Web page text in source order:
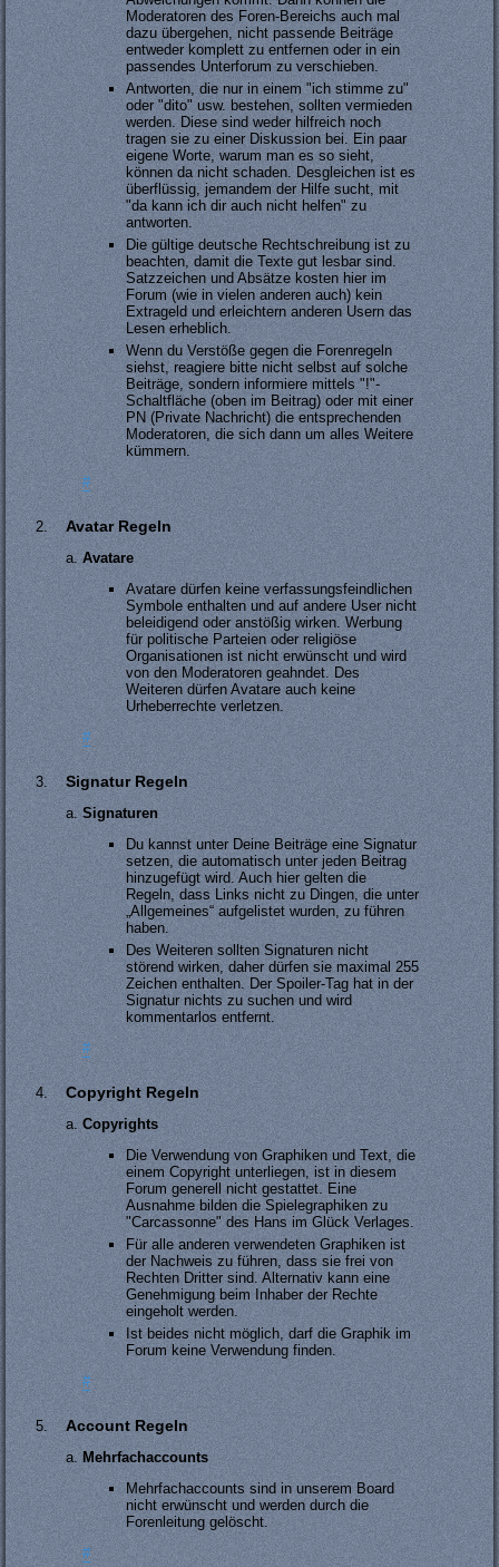
Moderatoren des Foren-Bereichs auch mal
dazu übergehen, nicht passende Beiträge
entweder komplett zu entfernen oder in ein
passendes Unterforum zu verschieben.
Antworten, die nur in einem "ich stimme zu"
oder "dito" usw. bestehen, sollten vermieden
werden. Diese sind weder hilfreich noch
tragen sie zu einer Diskussion bei. Ein paar
eigene Worte, warum man es so sieht,
können da nicht schaden. Desgleichen ist es
überflüssig, jemandem der Hilfe sucht, mit
"da kann ich dir auch nicht helfen" zu
antworten.
Die gültige deutsche Rechtschreibung ist zu
beachten, damit die Texte gut lesbar sind.
Satzzeichen und Absätze kosten hier im
Forum (wie in vielen anderen auch) kein
Extrageld und erleichtern anderen Usern das
Lesen erheblich.
Wenn du Verstöße gegen die Forenregeln
siehst, reagiere bitte nicht selbst auf solche
Beiträge, sondern informiere mittels "!"-
Schaltfläche (oben im Beitrag) oder mit einer
PN (Private Nachricht) die entsprechenden
Moderatoren, die sich dann um alles Weitere
kümmern.
#
Avatar Regeln
Avatare
Avatare dürfen keine verfassungsfeindlichen
Symbole enthalten und auf andere User nicht
beleidigend oder anstößig wirken. Werbung
für politische Parteien oder religiöse
Organisationen ist nicht erwünscht und wird
von den Moderatoren geahndet. Des
Weiteren dürfen Avatare auch keine
Urheberrechte verletzen.
#
Signatur Regeln
Signaturen
Du kannst unter Deine Beiträge eine Signatur
setzen, die automatisch unter jeden Beitrag
hinzugefügt wird. Auch hier gelten die
Regeln, dass Links nicht zu Dingen, die unter
„Allgemeines“ aufgelistet wurden, zu führen
haben.
Des Weiteren sollten Signaturen nicht
störend wirken, daher dürfen sie maximal 255
Zeichen enthalten. Der Spoiler-Tag hat in der
Signatur nichts zu suchen und wird
kommentarlos entfernt.
#
Copyright Regeln
Copyrights
Die Verwendung von Graphiken und Text, die
einem Copyright unterliegen, ist in diesem
Forum generell nicht gestattet. Eine
Ausnahme bilden die Spielegraphiken zu
"Carcassonne" des Hans im Glück Verlages.
Für alle anderen verwendeten Graphiken ist
der Nachweis zu führen, dass sie frei von
Rechten Dritter sind. Alternativ kann eine
Genehmigung beim Inhaber der Rechte
eingeholt werden.
Ist beides nicht möglich, darf die Graphik im
Forum keine Verwendung finden.
#
Account Regeln
Mehrfachaccounts
Mehrfachaccounts sind in unserem Board
nicht erwünscht und werden durch die
Forenleitung gelöscht.
#